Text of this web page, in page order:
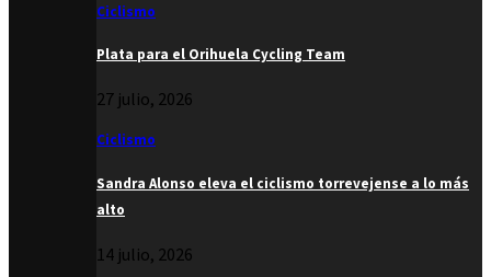
Ciclismo
Plata para el Orihuela Cycling Team
27 julio, 2026
Ciclismo
Sandra Alonso eleva el ciclismo torrevejense a lo más
alto
14 julio, 2026